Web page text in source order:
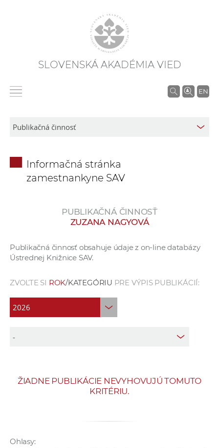
SLOVENSKÁ AKADÉMIA VIED
EN
V
p
c
í
c
Informačná stránka
zamestnankyne SAV
PUBLIKAČNÁ ČINNOSŤ
ZUZANA NAGYOVÁ
Publikačná činnosť obsahuje údaje z on-line databázy
Ústrednej Knižnice SAV.
ZVOĽTE SI ROK/KATEGÓRIU PRE VÝPIS PUBLIKÁCIÍ:
ŽIADNE PUBLIKÁCIE NEVYHOVUJÚ TOMUTO
KRITÉRIU.
Ohlasy: